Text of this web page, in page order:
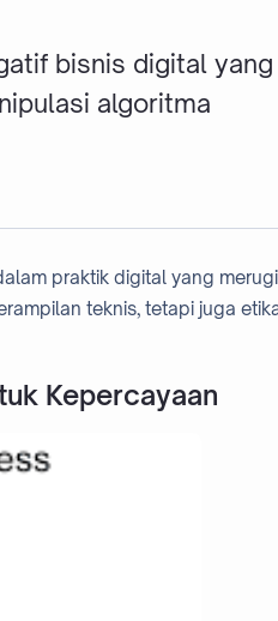
bisnis digital yang
algoritma
praktik digital yang
teknis, tetapi juga
Kepercayaan